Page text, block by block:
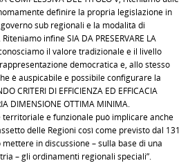
definire la propria legislazione in
sub regionali e la modalità di
infine SIA DA PRESERVARE LA
il valore tradizionale e il livello
democratica e, allo stesso
è auspicabile e possibile configurare la
CRITERI DI EFFICIENZA ED EFFICACIA
DIMENSIONE OTTIMA MINIMA.
territoriale e funzionale può implicare anche
delle Regioni così come previsto dal 131
in discussione – sulla base di una
– gli ordinamenti regionali speciali”.